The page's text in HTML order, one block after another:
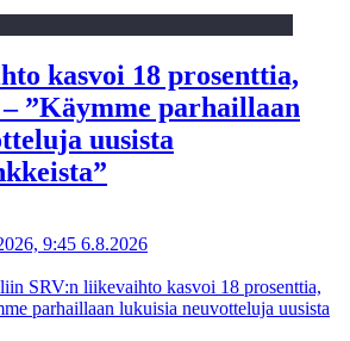
kasvoi 18 prosenttia,
”Käymme parhaillaan
uusista
9:45 6.8.2026
SRV:n liikevaihto kasvoi 18 prosenttia,
parhaillaan lukuisia neuvotteluja uusista